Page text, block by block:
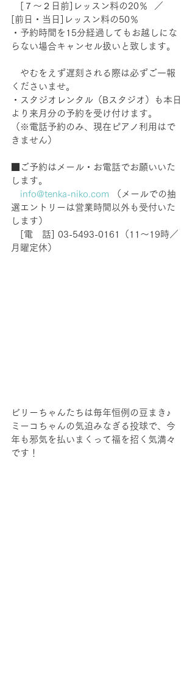
[７～２日前]レッスン料の20％  ／
[前日・当日]レッスン料の50％
・予約時間を15分経過してもお越しにな
らない場合キャンセル扱いと致します。
やむをえず遅刻される際は必ずご一報
くださいませ。
・スタジオレンタル（Bスタジオ）も本日
より来月分の予約を受け付けます。
（※電話予約のみ、現在ピアノ利用はで
きません）
■ご予約はメール・お電話でお願いいた
します。
info@tenka-niko.com （メールでの抽
選エントリーは営業時間以外も受付いた
します）
[電　話] 03-5493-0161（11～19時／
月曜定休）
ビリーちゃんたちは毎年恒例の豆まき♪
ミーコちゃんの気迫みなぎる投球で、今
年も邪気を払いまくって福を招く気満々
です！